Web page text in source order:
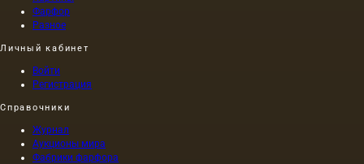
Фарфор
Разное
Личный кабинет
Войти
Регистрация
Справочники
Журнал
Аукционы мира
Фабрики фарфора